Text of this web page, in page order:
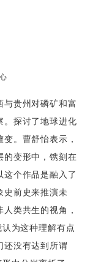
与贵州对磷矿和富
。探讨了地球进化
。曹舒怡表示，
的变形中，镌刻在
个作品是融入了
史前史来推演未
类共生的视角，
为这种理解有点
还没有达到所谓